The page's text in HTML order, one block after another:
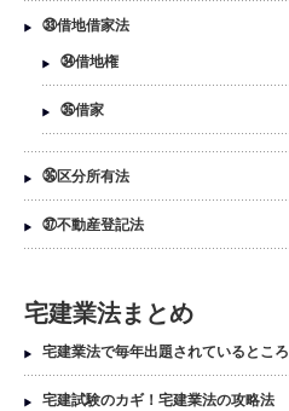
㉝借地借家法
㉞借地権
㉟借家
㊱区分所有法
㊲不動産登記法
宅建業法まとめ
宅建業法で毎年出題されているところ
宅建試験のカギ！宅建業法の攻略法